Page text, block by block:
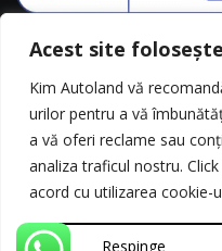
Acest site
Kim Autoland vă
urilor pentru a vă
a vă oferi reclame sau
analiza traficul nostru.
acord cu utilizarea cookie-
Respinge